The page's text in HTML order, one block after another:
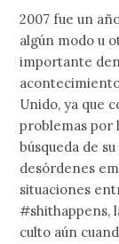
2007 fue un
algún modo u
importante
Unido, ya que
problemas por
búsqueda de
desórdenes
situaciones
#shithappens,
culto aún